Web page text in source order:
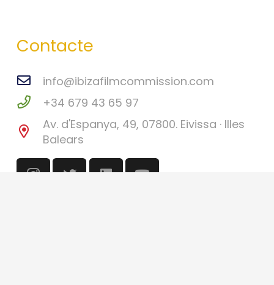
Contacte
info@ibizafilmcommission.com
+34 679 43 65 97
Av. d'Espanya, 49, 07800. Eivissa · Illes
Balears